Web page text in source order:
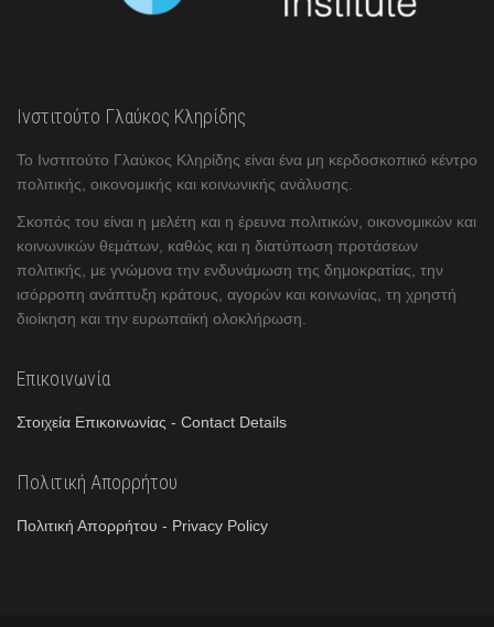
Ινστιτούτο Γλαύκος Κληρίδης
Το Ινστιτούτο Γλαύκος Κληρίδης είναι ένα μη κερδοσκοπικό κέντρο
πολιτικής, οικονομικής και κοινωνικής ανάλυσης.
Σκοπός του είναι η μελέτη και η έρευνα πολιτικών, οικονομικών και
κοινωνικών θεμάτων, καθώς και η διατύπωση προτάσεων
πολιτικής, με γνώμονα την ενδυνάμωση της δημοκρατίας, την
ισόρροπη ανάπτυξη κράτους, αγορών και κοινωνίας, τη χρηστή
διοίκηση και την ευρωπαϊκή ολοκλήρωση.
Επικοινωνία
Στοιχεία Επικοινωνίας - Contact Details
Πολιτική Απορρήτου
Πολιτική Απορρήτου - Privacy Policy